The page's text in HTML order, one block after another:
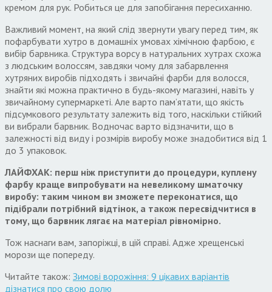
кремом для рук. Робиться це для запобігання пересиханню.
Важливий момент, на який слід звернути увагу перед тим, як
пофарбувати хутро в домашніх умовах хімічною фарбою, є
вибір барвника. Структура ворсу в натуральних хутрах схожа
з людським волоссям, завдяки чому для забарвлення
хутряних виробів підходять і звичайні фарби для волосся,
знайти які можна практично в будь-якому магазині, навіть у
звичайному супермаркеті. Але варто пам’ятати, що якість
підсумкового результату залежить від того, наскільки стійкий
ви вибрали барвник. Водночас варто відзначити, що в
залежності від виду і розмірів виробу може знадобитися від 1
до 3 упаковок.
ЛАЙФХАК: перш ніж приступити до процедури, куплену
фарбу краще випробувати на невеликому шматочку
виробу: таким чином ви зможете переконатися, що
підібрали потрібний відтінок, а також пересвідчитися в
тому, що барвник лягає на матеріал рівномірно.
Тож наснаги вам, запоріжці, в цій справі. Адже хрещенські
морози ще попереду.
Читайте також: Зимові ворожіння: 9 цікавих варіантів
дізнатися про свою долю